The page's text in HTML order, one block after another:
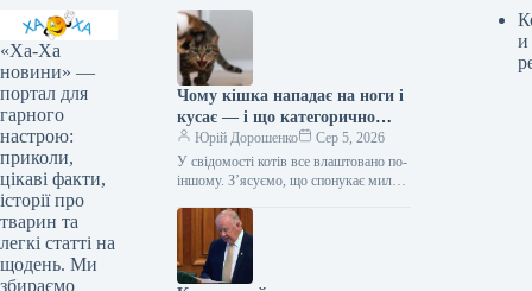
«Ха-Ха
новини» —
портал для
гарного
настрою:
приколи,
цікаві факти,
історії про
тварин та
легкі статті на
щодень. Ми
збираємо
Чому кішка нападає на ноги і
кусає — і що категорично
заборонено робити у відповідь
Юрій Дорошенко
Сер 5, 2026
У свідомості котів все влаштовано по-
іншому. З’ясуємо, що спонукає милу
домашнього бешкетника, і як
повернути спокій…
и